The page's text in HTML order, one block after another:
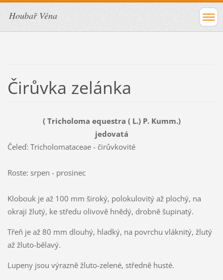
Houbař Véna
Čirůvka zelánka
( Tricholoma equestra ( L.) P. Kumm.)
jedovatá
Čeleď: Tricholomataceae - čirůvkovité
Roste: srpen - prosinec
Klobouk je až 100 mm široký, polokulovitý až plochý, na
okraji žlutý, ke středu olivově hnědý, drobně šupinatý.
Třeň je až 80 mm dlouhý, hladký, na povrchu vláknitý, žlutý
až žluto-bělavý.
Lupeny jsou výrazně žluto-zelené, středně husté.